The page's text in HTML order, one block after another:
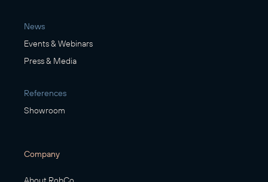
News
Events & Webinars
Press & Media
References
Showroom
Company